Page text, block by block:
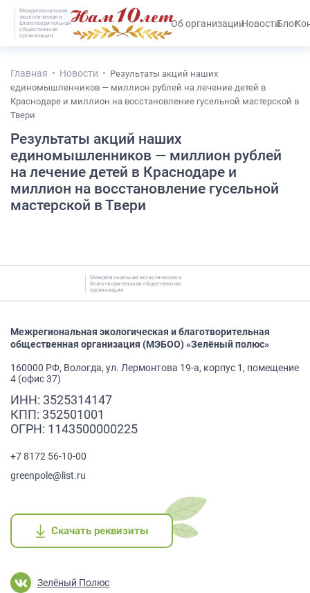
Межрегиональная
экологическая и
благотворительная
общественная
организация
#25536 (без названия)Об организацииНовостиБлог
Главная Новости
Результаты акций наших
единомышленников — миллион рублей на лечение детей в
Краснодаре и миллион на восстановление гусельной мастерской в
Твери
Результаты акций наших
единомышленников — миллион рублей
на лечение детей в Краснодаре и
миллион на восстановление гусельной
мастерской в Твери
Межрегиональная экологическая и
благотворительная общественная
организация
Зелёный Полюс
Межрегиональная экологическая и благотворительная
общественная организация (МЭБОО) «Зелёный полюс»
160000 РФ, Вологда, ул. Лермонтова 19-а, корпус 1, помещение
4 (офис 37)
ИНН: 3525314147
КПП: 352501001
ОГРН: 1143500000225
+7 8172 56-10-00
greenpole@list.ru
Скачать реквизиты
Скачать реквизиты
Скачать реквизиты
Скачать реквизиты
Скачать реквизиты